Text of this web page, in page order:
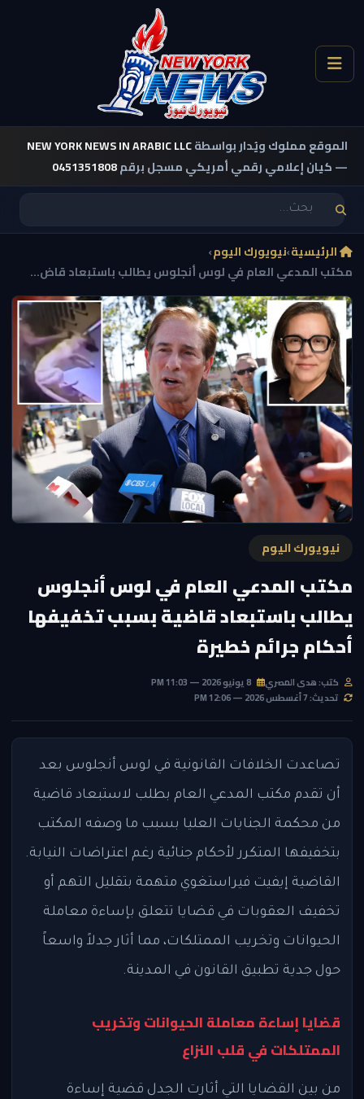
الموقع مملوك ويُدار بواسطةNEW YORK NEWS IN ARABIC LLC
— كيان إعلامي رقمي أمريكي مسجل برقم0451351808
الرئيسية›نيويورك اليوم›
مكتب المدعي العام في لوس أنجلوس يطالب باستبعاد قاض...
نيويورك اليوم
مكتب المدعي العام في لوس أنجلوس
يطالب باستبعاد قاضية بسبب تخفيفها
أحكام جرائم خطيرة
كتب: هدى المصري
تحديث: 7 أغسطس 2026 — 12:06 PM
تصاعدت الخلافات القانونية في لوس أنجلوس بعد
أن تقدم مكتب المدعي العام بطلب لاستبعاد قاضية
من محكمة الجنايات العليا بسبب ما وصفه المكتب
بتخفيفها المتكرر لأحكام جنائية رغم اعتراضات النيابة.
القاضية إيفيت فيراستغوي متهمة بتقليل التهم أو
تخفيف العقوبات في قضايا تتعلق بإساءة معاملة
الحيوانات وتخريب الممتلكات، مما أثار جدلاً واسعاً
حول جدية تطبيق القانون في المدينة.
قضايا إساءة معاملة الحيوانات وتخريب
الممتلكات في قلب النزاع
من بين القضايا التي أثارت الجدل قضية إساءة